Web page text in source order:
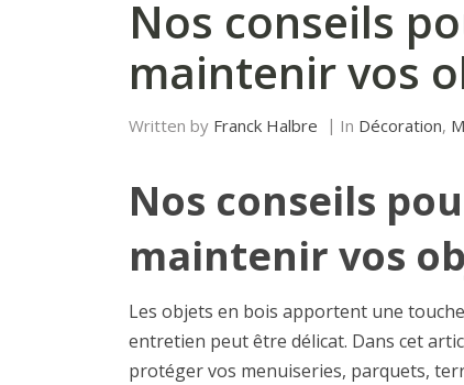
Nos conseils
maintenir vos
Written by Franck Halbre In Décoration,
Nos conseils
maintenir vos
Les objets en bois apportent une
entretien peut être délicat. Dans cet
protéger vos menuiseries, parquets,